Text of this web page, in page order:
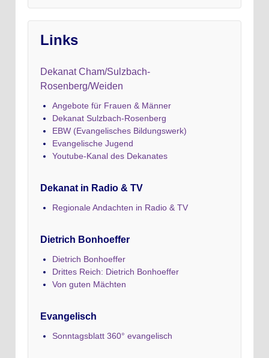
Links
Dekanat Cham/Sulzbach-
Rosenberg/Weiden
Angebote für Frauen & Männer
Dekanat Sulzbach-Rosenberg
EBW (Evangelisches Bildungswerk)
Evangelische Jugend
Youtube-Kanal des Dekanates
Dekanat in Radio & TV
Regionale Andachten in Radio & TV
Dietrich Bonhoeffer
Dietrich Bonhoeffer
Drittes Reich: Dietrich Bonhoeffer
Von guten Mächten
Evangelisch
Sonntagsblatt 360° evangelisch